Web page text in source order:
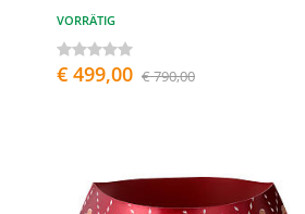
VORRÄTIG
€ 499,00 € 790,00